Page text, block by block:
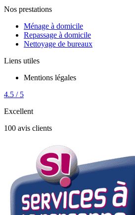
Nos prestations
Ménage à domicile
Repassage à domicile
Nettoyage de bureaux
Liens utiles
Mentions légales
4.5 / 5
Excellent
100 avis clients